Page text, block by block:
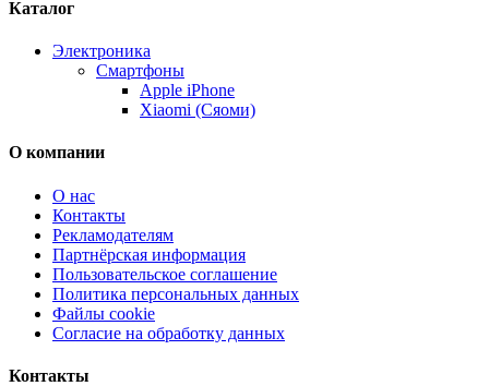
Каталог
Электроника
Смартфоны
Apple iPhone
Xiaomi (Сяоми)
О компании
О нас
Контакты
Рекламодателям
Партнёрская информация
Пользовательское соглашение
Политика персональных данных
Файлы cookie
Согласие на обработку данных
Контакты